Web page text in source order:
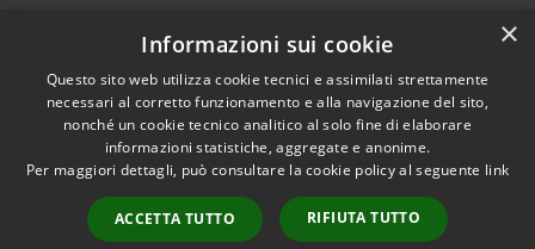
Accessibilità
Privacy
Mappa del sito
Dichiarazione e Feedback
Gandino • Powered by
Municipium•Accesso
redazione
×
Informazioni sui cookie
Questo sito web utilizza cookie tecnici e assimilati strettamente
necessari al corretto funzionamento e alla navigazione del sito,
nonché un cookie tecnico analitico al solo fine di elaborare
informazioni statistiche, aggregate e anonime.
Per maggiori dettagli, può consultare la cookie policy al seguente link
ACCETTA TUTTO RIFIUTA TUTTO